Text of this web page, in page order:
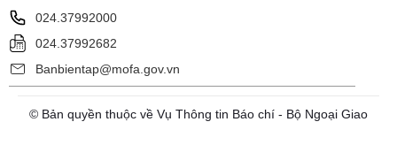
024.37992000
024.37992682
Banbientap@mofa.gov.vn
© Bản quyền thuộc về Vụ Thông tin Báo chí - Bộ Ngoại Giao